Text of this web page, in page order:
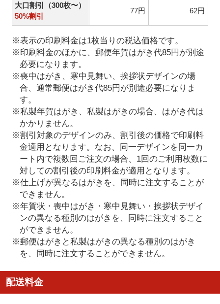
大口割引（300枚〜）
50%割引
77円 62円
※表示の印刷料金は1枚当りの税込価格です。
※印刷料金のほかに、郵便年賀はがき代85円が別途
必要になります。
※喪中はがき、寒中見舞い、挨拶状デザインの場
合、通常郵便はがき代85円が別途必要になりま
す。
※私製年賀はがき、私製はがきの場合、はがき代は
かかりません。
※割引対象のデザインのみ、割引後の価格で印刷料
金適用となります。なお、同一デザインを同一カ
ート内で複数回ご注文の場合、1回のご利用枚数に
対しての割引後の印刷料金が適用となります。
※仕上げが異なるはがきを、同時に注文することが
できません。
※年賀状・喪中はがき・寒中見舞い・挨拶状デザイ
ンの異なる種別のはがきを、同時に注文すること
ができません。
※郵便はがきと私製はがきの異なる種別のはがき
を、同時に注文することができません。
配送料金